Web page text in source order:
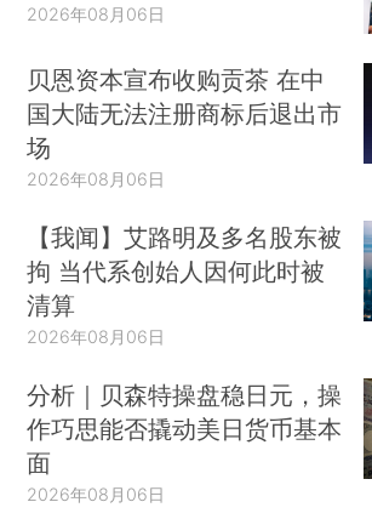
2026年08月06日
贝恩资本宣布收购贡茶 在中
国大陆无法注册商标后退出市
场
2026年08月06日
【我闻】艾路明及多名股东被
拘 当代系创始人因何此时被
清算
2026年08月06日
分析｜贝森特操盘稳日元，操
作巧思能否撬动美日货币基本
面
2026年08月06日